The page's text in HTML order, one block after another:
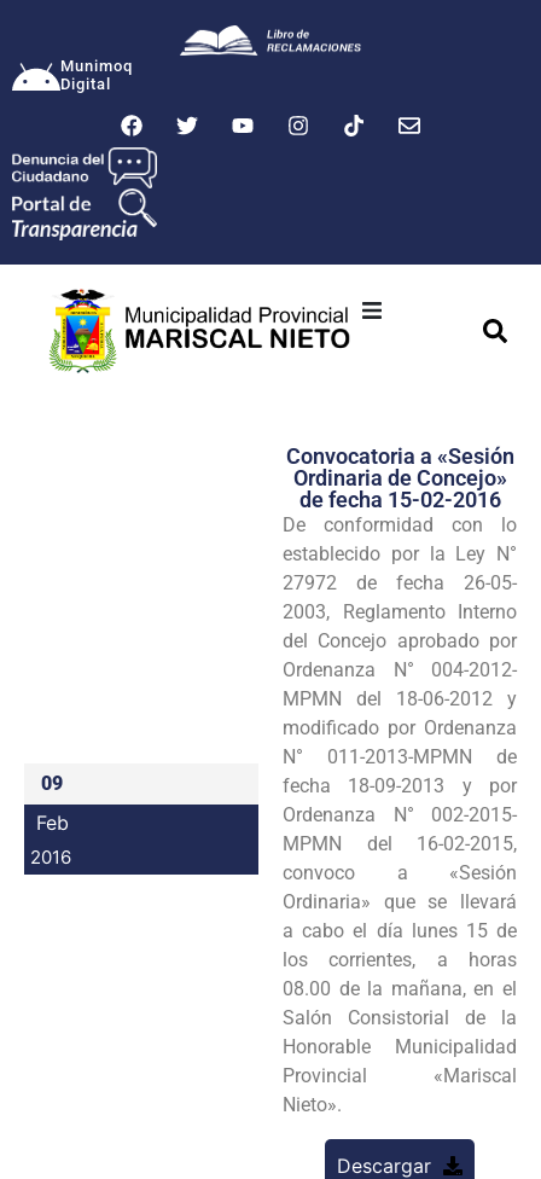
Munimoq
Digital
Transparencia
Seguridad
Programas
Intranet
09
Feb
2016
Convocatoria a «Sesión
Ordinaria de Concejo»
de fecha 15-02-2016
De conformidad con lo
establecido por la Ley N°
27972 de fecha 26-05-
2003, Reglamento Interno
del Concejo aprobado por
Ordenanza N° 004-2012-
MPMN del 18-06-2012 y
modificado por Ordenanza
N° 011-2013-MPMN de
fecha 18-09-2013 y por
Ordenanza N° 002-2015-
MPMN del 16-02-2015,
convoco a «Sesión
Ordinaria» que se llevará
a cabo el día lunes 15 de
los corrientes, a horas
08.00 de la mañana, en el
Salón Consistorial de la
Honorable Municipalidad
Provincial «Mariscal
Nieto».
Descargar